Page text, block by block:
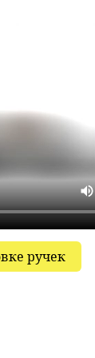
ручек